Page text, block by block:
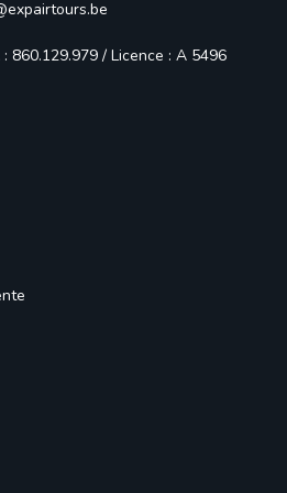
860.129.979 / Licence : A 5496